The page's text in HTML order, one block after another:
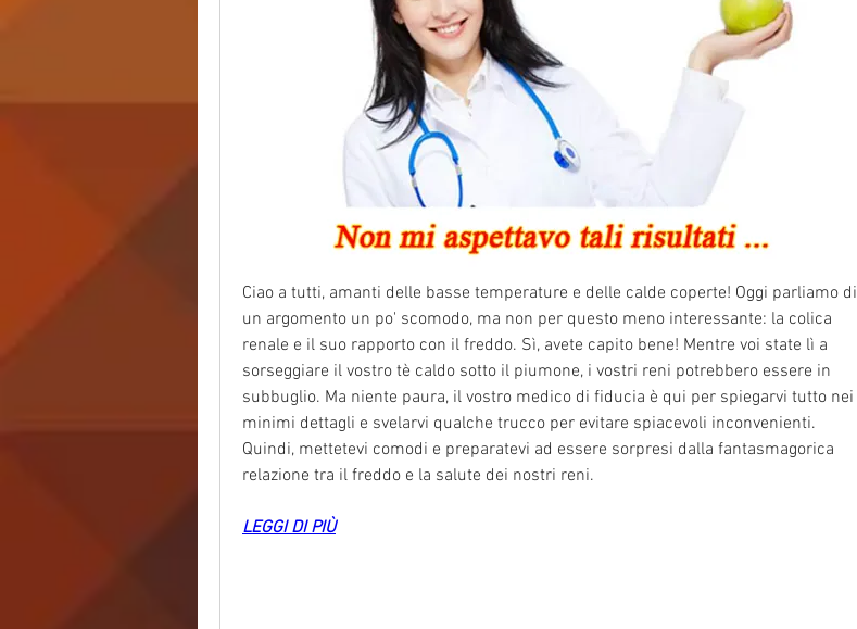
Ciao a tutti, amanti delle basse temperature e delle calde coperte! Oggi parliamo di
un argomento un po' scomodo, ma non per questo meno interessante: la colica
renale e il suo rapporto con il freddo. Sì, avete capito bene! Mentre voi state lì a
sorseggiare il vostro tè caldo sotto il piumone, i vostri reni potrebbero essere in
subbuglio. Ma niente paura, il vostro medico di fiducia è qui per spiegarvi tutto nei
minimi dettagli e svelarvi qualche trucco per evitare spiacevoli inconvenienti.
Quindi, mettetevi comodi e preparatevi ad essere sorpresi dalla fantasmagorica
relazione tra il freddo e la salute dei nostri reni.
LEGGI DI PIÙ